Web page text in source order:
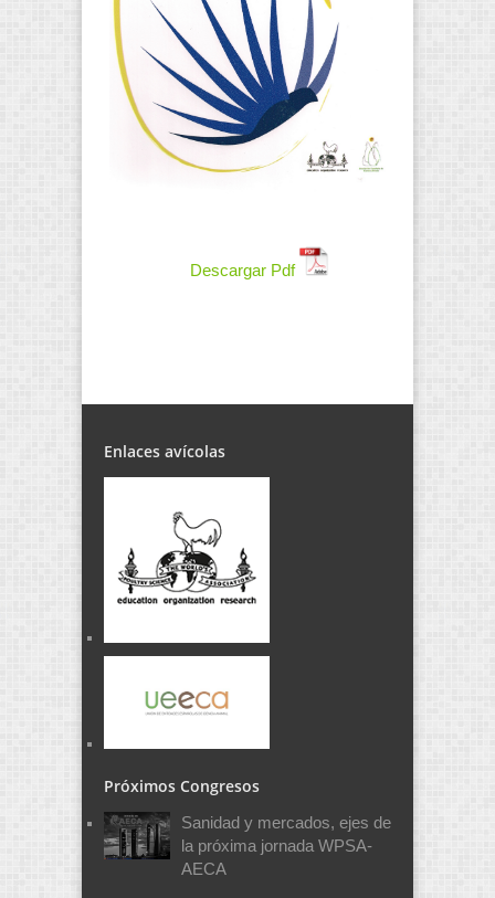
Descargar Pdf
Enlaces avícolas
Próximos Congresos
Sanidad y mercados, ejes de
la próxima jornada WPSA-
AECA